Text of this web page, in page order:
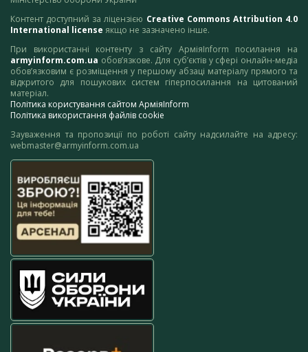
Контент доступний за ліцензією Creative Commons Attribution 4.0
International license якщо не зазначено інше.
При використанні контенту з сайту АрміяInform посилання на
armyinform.com.ua обов’язкове. Для суб’єктів у сфері онлайн-медіа
обов’язковим є розміщення у першому абзаці матеріалу прямого та
відкритого для пошукових систем гіперпосилання на цитований
матеріал.
Політика користування сайтом АрміяInform
Політика використання файлів cookie
Зауваження та пропозиції по роботі сайту надсилайте на адресу:
webmaster@armyinform.com.ua